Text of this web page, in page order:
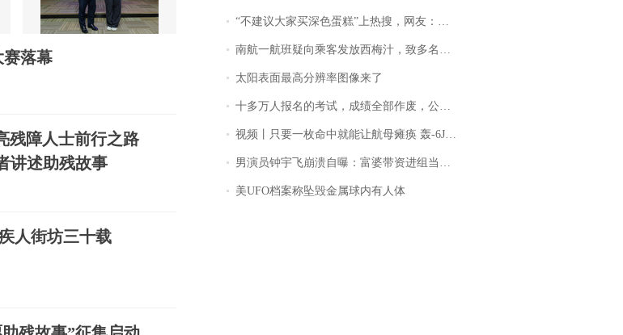
赛落幕
残障人士前行之路
讲述助残故事
人街坊三十载
“不建议大家买深色蛋糕”上热搜，网友：天塌了！
南航一航班疑向乘客发放西梅汁，致多名乘客在飞行途中排队上厕所！乘客：机上100多人只有2个厕所；客服回应：并非每架飞机都会发放西梅汁
太阳表面最高分辨率图像来了
十多万人报名的考试，成绩全部作废，公平么？
视频丨只要一枚命中就能让航母瘫痪 轰-6J实力有多强？
男演员钟宇飞崩溃自曝：富婆带资进组当女主角，50多集短剧强加60余场吻戏......不敢得罪只能强忍
美UFO档案称坠毁金属球内有人体